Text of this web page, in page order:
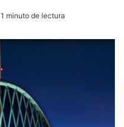
1 minuto de lectura